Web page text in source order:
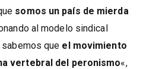
somos un país de mierda
al modelo sindical
que el movimiento
vertebral del peronismo«,